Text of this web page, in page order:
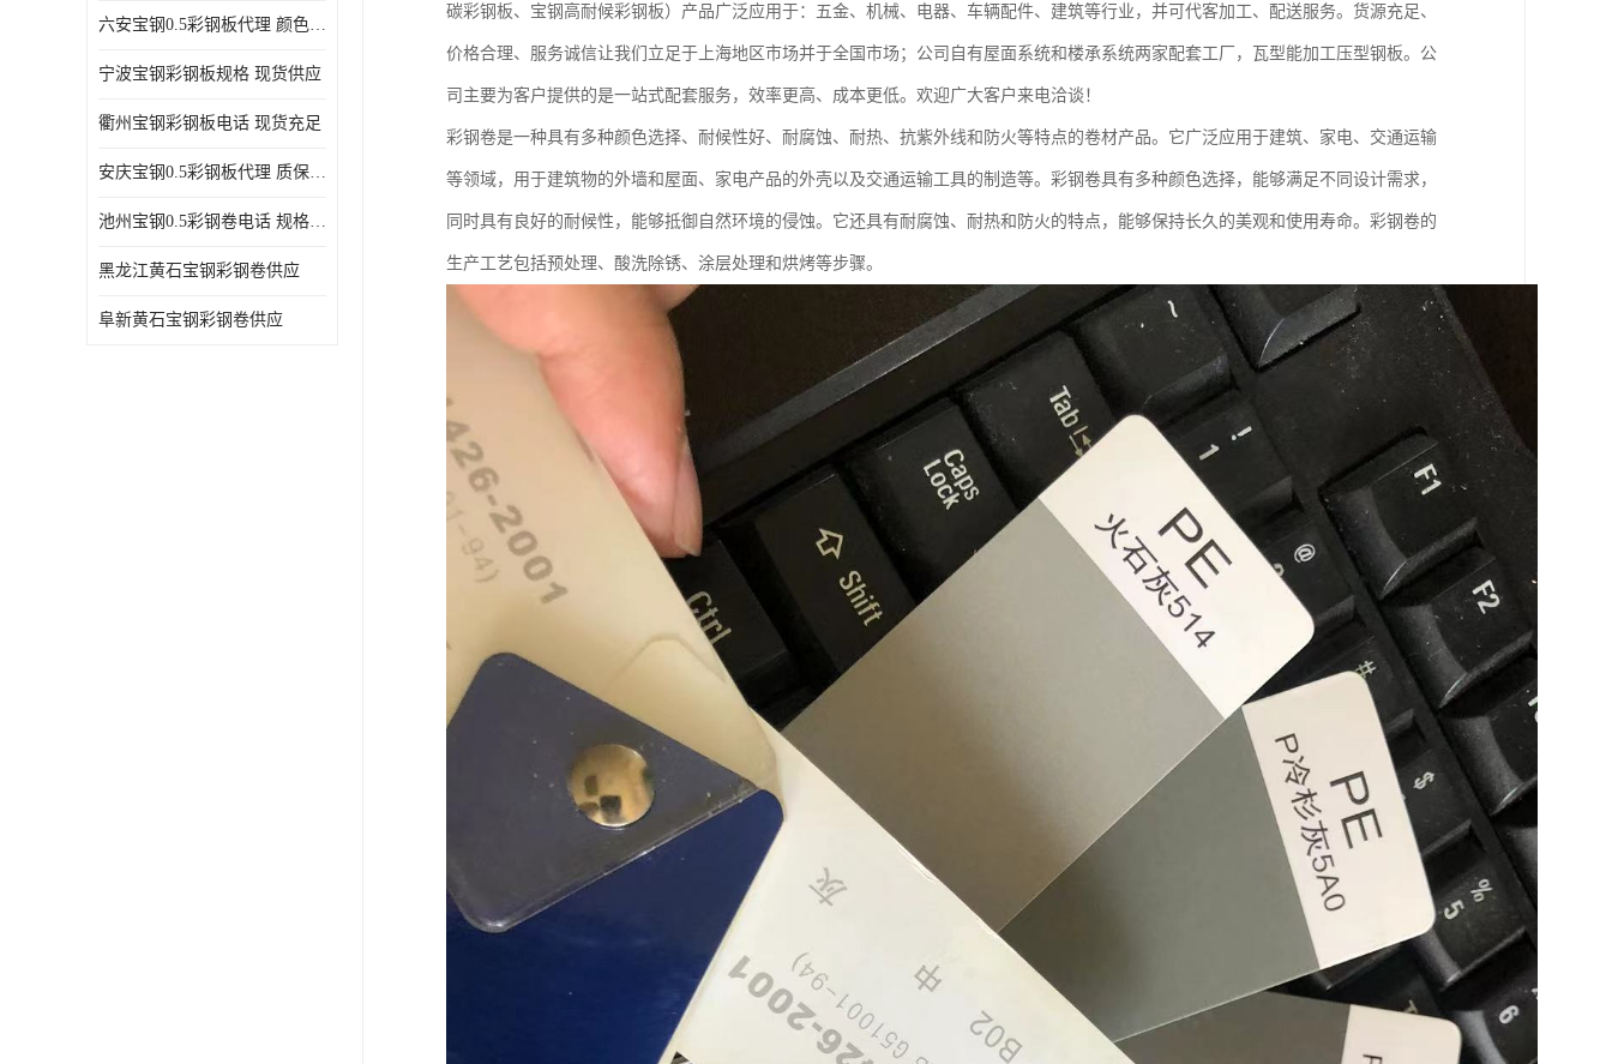
六安宝钢0.5彩钢板代理 颜色定制
宁波宝钢彩钢板规格 现货供应
衢州宝钢彩钢板电话 现货充足
安庆宝钢0.5彩钢板代理 质保十年起
池州宝钢0.5彩钢卷电话 规格多样
黑龙江黄石宝钢彩钢卷供应
阜新黄石宝钢彩钢卷供应
碳彩钢板、宝钢高耐候彩钢板）产品广泛应用于：五金、机械、电器、车辆配件、建筑等行业，并可代客加工、配送服务。货源充足、
价格合理、服务诚信让我们立足于上海地区市场并于全国市场；公司自有屋面系统和楼承系统两家配套工厂，瓦型能加工压型钢板。公
司主要为客户提供的是一站式配套服务，效率更高、成本更低。欢迎广大客户来电洽谈！
彩钢卷是一种具有多种颜色选择、耐候性好、耐腐蚀、耐热、抗紫外线和防火等特点的卷材产品。它广泛应用于建筑、家电、交通运输
等领域，用于建筑物的外墙和屋面、家电产品的外壳以及交通运输工具的制造等。彩钢卷具有多种颜色选择，能够满足不同设计需求，
同时具有良好的耐候性，能够抵御自然环境的侵蚀。它还具有耐腐蚀、耐热和防火的特点，能够保持长久的美观和使用寿命。彩钢卷的
生产工艺包括预处理、酸洗除锈、涂层处理和烘烤等步骤。